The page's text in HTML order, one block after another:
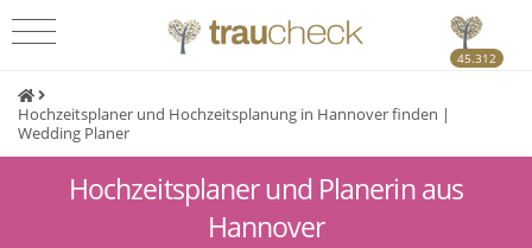
45.312
Hochzeitsplaner und Hochzeitsplanung in Hannover finden |
Wedding Planer
Hochzeitsplaner und Planerin aus
Hannover